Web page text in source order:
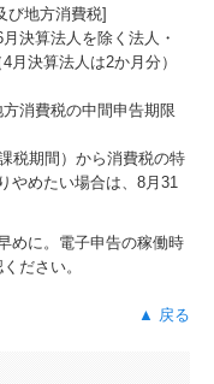
び地方消費税]
決算法人を除く法人・
決算法人は2か月分）
消費税の中間申告期限
税期間）から消費税の特
やめたい場合は、8月31
めに。電子申告の稼働時
ださい。
▲ 戻る